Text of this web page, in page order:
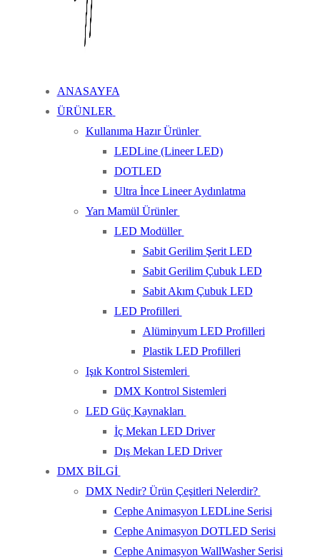
ANASAYFA
ÜRÜNLER
Kullanıma Hazır Ürünler
LEDLine (Lineer LED)
DOTLED
Ultra İnce Lineer Aydınlatma
Yarı Mamül Ürünler
LED Modüller
Sabit Gerilim Şerit LED
Sabit Gerilim Çubuk LED
Sabit Akım Çubuk LED
LED Profilleri
Alüminyum LED Profilleri
Plastik LED Profilleri
Işık Kontrol Sistemleri
DMX Kontrol Sistemleri
LED Güç Kaynakları
İç Mekan LED Driver
Dış Mekan LED Driver
DMX BİLGİ
DMX Nedir? Ürün Çeşitleri Nelerdir?
Cephe Animasyon LEDLine Serisi
Cephe Animasyon DOTLED Serisi
Cephe Animasyon WallWasher Serisi